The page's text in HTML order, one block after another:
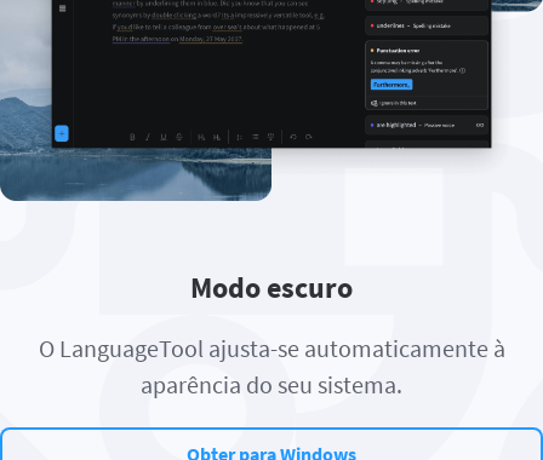
Modo escuro
O LanguageTool ajusta-se automaticamente à
aparência do seu sistema.
Obter para Windows